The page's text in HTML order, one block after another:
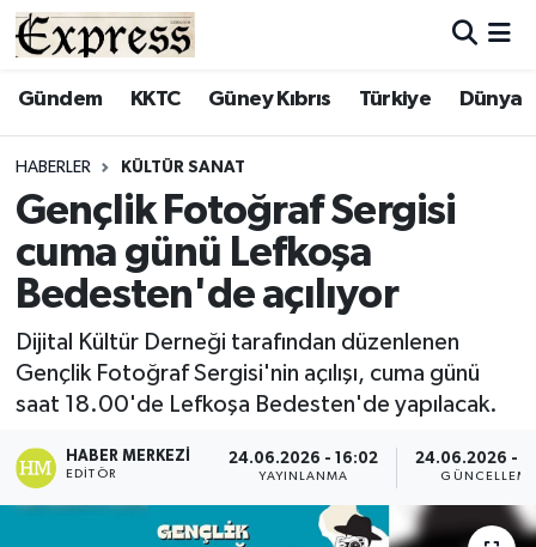
Gündem KKTC Güney Kıbrıs Türkiye Dünya
HABERLER KÜLTÜR SANAT
Gençlik Fotoğraf Sergisi
cuma günü Lefkoşa
Bedesten'de açılıyor
Dijital Kültür Derneği tarafından düzenlenen
Gençlik Fotoğraf Sergisi'nin açılışı, cuma günü
saat 18.00'de Lefkoşa Bedesten'de yapılacak.
HABER MERKEZI
EDITÖR
24.06.2026 - 16:02
YAYINLANMA
24.06.2026 -
ALAYKÖY
BİLİM
ÇATALKÖY
DÜNYA
EĞİTİM
EKONOMİ
Hava Durumu
Süper Lig Puan Durumu ve Fikstür
Tüm Manşetler
Son Dakika Haberleri
Haber Arşivi